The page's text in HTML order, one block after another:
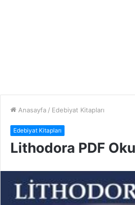
Anasayfa / Edebiyat Kitapları
Edebiyat Kitapları
Lithodora PDF Oku